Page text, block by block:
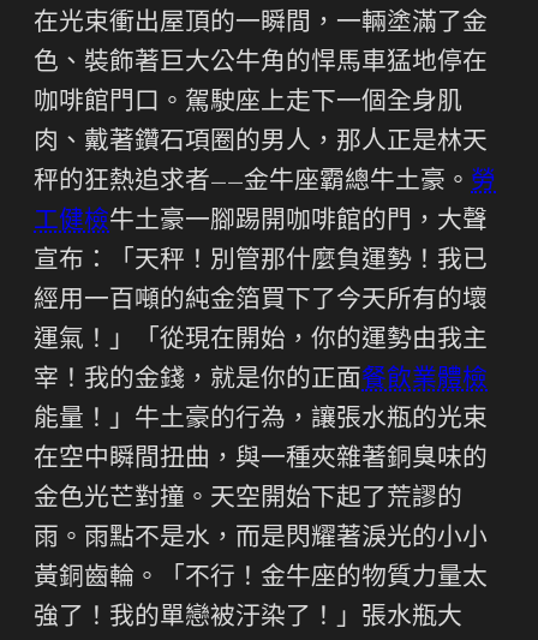
在光束衝出屋頂的一瞬間，一輛塗滿了金
色、裝飾著巨大公牛角的悍馬車猛地停在
咖啡館門口。駕駛座上走下一個全身肌
肉、戴著鑽石項圈的男人，那人正是林天
秤的狂熱追求者——金牛座霸總牛土豪。 勞
工健檢牛土豪一腳踢開咖啡館的門，大聲
宣布：「天秤！別管那什麼負運勢！我已
經用一百噸的純金箔買下了今天所有的壞
運氣！」「從現在開始，你的運勢由我主
宰！我的金錢，就是你的正面餐飲業體檢
能量！」牛土豪的行為，讓張水瓶的光束
在空中瞬間扭曲，與一種夾雜著銅臭味的
金色光芒對撞。天空開始下起了荒謬的
雨。雨點不是水，而是閃耀著淚光的小小
黃銅齒輪。「不行！金牛座的物質力量太
強了！我的單戀被汙染了！」張水瓶大